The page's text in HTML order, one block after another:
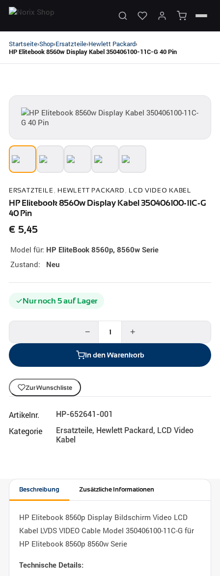
Startseite›Shop›Ersatzteile›Hewlett Packard›
HP Elitebook 8560w Display Kabel 350406100-11C-G 40 Pin
ERSATZTEILE , HEWLETT PACKARD , LCD VIDEO KABEL
HP Elitebook 8560w Display Kabel 350406100-11C-G
40 Pin
€ 5,45
Model für: HP EliteBook 8560p, 8560w Serie
Zustand: Neu
Nur noch 5 auf Lager
− +
In den Warenkorb
Zur Wunschliste
Artikelnr. HP-652641-001
Kategorie Ersatzteile, Hewlett Packard, LCD Video
Kabel
Beschreibung Zusätzliche Informationen
HP Elitebook 8560p Display Bildschirm Video LCD
Kabel LVDS VIDEO Cable Model 350406100-11C-G für
HP Elitebook 8560p 8560w Serie
Technische Details: